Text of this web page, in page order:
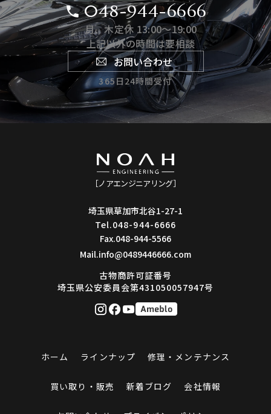
048-944-6666
月、木定休 13:00〜19:00
上記以外の時間は要相談
お問い合わせ
365日24時間受付
［ノアエンジニアリング］
埼玉県草加市北谷1-27-1
Tel.048-944-6666
Fax.048-944-5566
Mail.info@0489446666.com
古物商許可証番号
埼玉県公安委員会第431050057947号
ホーム ラインナップ 修理・メンテナンス
買い取り・販売 新着ブログ 会社情報